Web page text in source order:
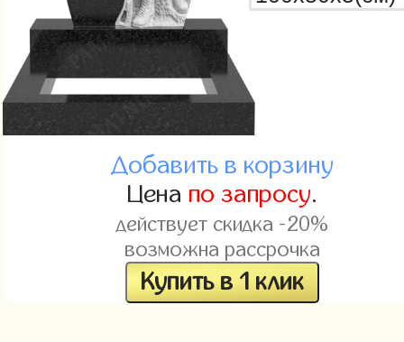
Добавить в корзину
Цена по запросу.
действует скидка -20%
возможна рассрочка
Купить в 1 клик